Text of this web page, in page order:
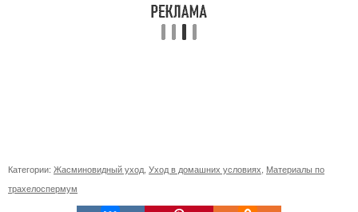
Категории: Жасминовидный уход Уход в домашних условиях Материалы по
трахелоспермум